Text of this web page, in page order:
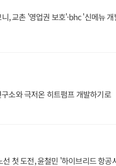
, 교촌 '영업권 보호'·bhc '신메뉴 개
소와 극저온 히트펌프 개발하기로
첫 도전, 윤철민 '하이브리드 항공